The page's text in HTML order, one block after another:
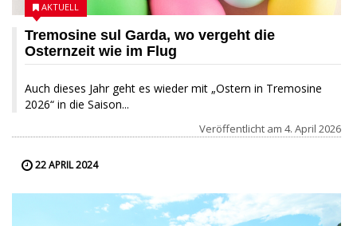
Tremosine sul Garda, wo vergeht die
Osternzeit wie im Flug
Auch dieses Jahr geht es wieder mit „Ostern in Tremosine
2026“ in die Saison...
AKTUELL
Veröffentlicht am 4. April 2026
22 APRIL 2024